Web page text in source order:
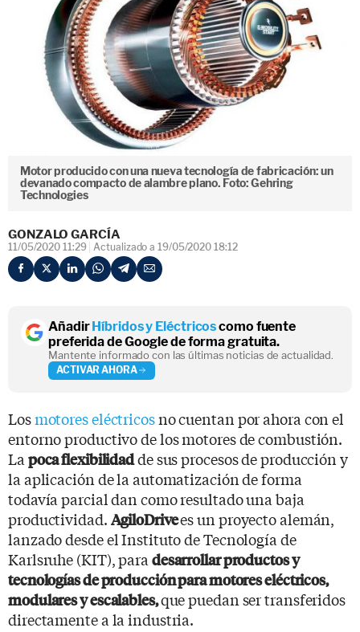
Motor producido con una nueva tecnología de fabricación: un
devanado compacto de alambre plano. Foto: Gehring
Technologies
GONZALO GARCÍA
11/05/2020 11:29 Actualizado a 19/05/2020 18:12
AñadirHíbridos y Eléctricoscomo fuente
preferida de Google de forma gratuita.
Mantente informado con las últimas noticias de actualidad.
ACTIVAR AHORA
Losmotores eléctricosno cuentan por ahora con el
entorno productivo de los motores de combustión.
La poca flexibilidadde sus procesos de producción y
la aplicación de la automatización de forma
todavía parcial dan como resultado una baja
productividad. AgiloDrivees un proyecto alemán,
lanzado desde el Instituto de Tecnología de
Karlsruhe (KIT), para desarrollar productos y
tecnologías de producción para motores eléctricos,
modulares y escalables,que puedan ser transferidos
directamente a la industria.